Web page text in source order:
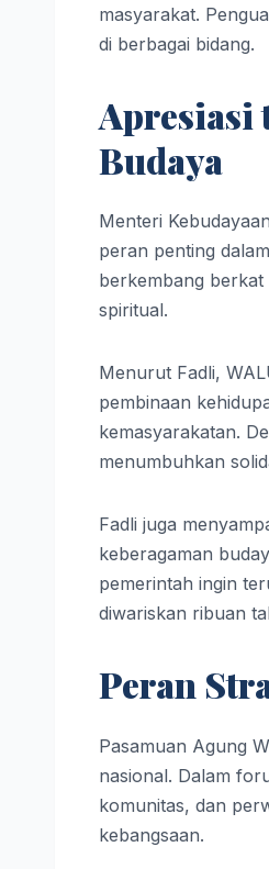
masyarakat.
di berbagai bidang.
Apresiasi
Budaya
Menteri
peran penting
berkembang berkat
spiritual.
Menurut Fadli,
pembinaan
kemasyarakatan.
menumbuhkan
Fadli juga
keberagaman
pemerintah ingin
diwariskan ribuan
Peran
Pasamuan Agung
nasional. Dalam
komunitas, dan
kebangsaan.